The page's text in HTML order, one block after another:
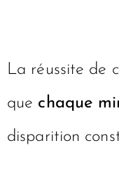
La réussite de
que chaque
disparition